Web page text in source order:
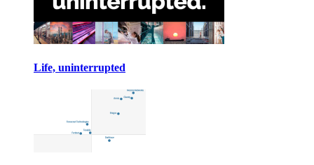
Life, uninterrupted